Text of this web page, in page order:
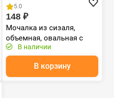
5.0
148 ₽
Мочалка из сизаля,
объемная, овальная с
хлопком, 10х12х5 см, hard,
4 цвета, для бани и сауны
"Банные
В наличии
В корзину